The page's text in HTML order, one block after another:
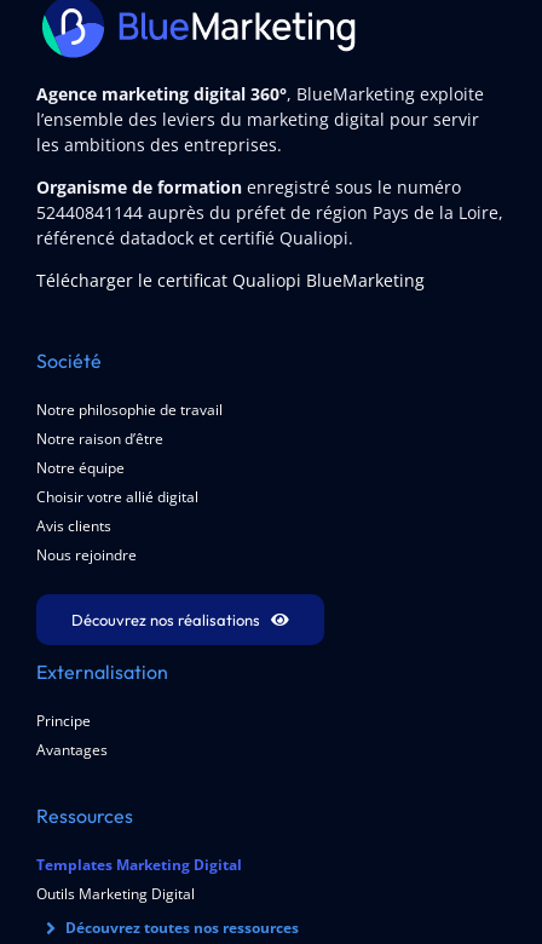
Agence marketing digital 360°, BlueMarketing exploite
l’ensemble des leviers du marketing digital pour servir
les ambitions des entreprises.
Organisme de formation enregistré sous le numéro
52440841144auprès du préfet de région Pays de la Loire,
référencé datadock et certifié Qualiopi.
Télécharger le certificat Qualiopi BlueMarketing
Société
Notre philosophie de travail
Notre raison d’être
Notre équipe
Choisir votre allié digital
Avis clients
Nous rejoindre
Découvrez nos réalisations
Externalisation
Principe
Avantages
Ressources
Templates Marketing Digital
Outils Marketing Digital
Découvrez toutes nos ressources